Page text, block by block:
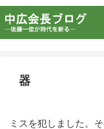
器
ミスを犯しました。